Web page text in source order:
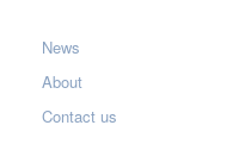
News
About
Contact us